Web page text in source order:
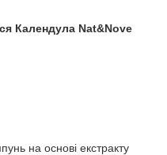
Календула Nat&Nove
на основі екстракту